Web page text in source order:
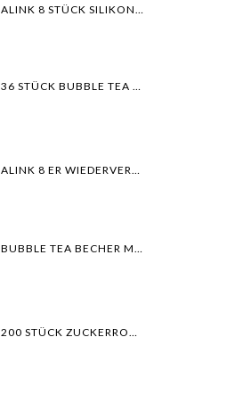
ALINK 8 STÜCK SILIKON STROHHALME - WIEDERVERWENDBARES FARBIGES SMOOTHIE STROHHALME SET FÜR 590/890/950 ML BECHER, GLÄSER MIT 2 REINIGUNGSBÜRSTEN
36 STÜCK BUBBLE TEA STROHHALME, BUBBLE TEA SET STROHHALME WIEDERVERWENDBAR MIT 2 REINIGUNGSBÜRSTEN SPITZES, BUNTE WIEDERVERWENDBAR TRINKHALME GEEIGNET FÜR SMOOTHIE SÄFTE (10MM×26CM)
ALINK 8 ER WIEDERVERWENDBARE BOBA PLASTIK STROHHALME, SPITZES DESIGN, 10.5 ZOLL LANGE FARBIGE SMOOTHIE-STROHHALME MIT 2 REINIGUNGSBÜRSTEN
BUBBLE TEA BECHER MIT DECKEL UND STROHHALM 730 ML 4ER, WIEDERVERWENDBARE GLÄSER FÜR MILCHSHAKES, SÄFTE, SMOOTHIES, BIERE
200 STÜCK ZUCKERROHR-STROHHALME, 20.3 CM, KOMPOSTIERBARE TRINKHALME, BIOLOGISCH ABBAUBAR, UMWELTFREUNDLICH, PLASTIKFREI, STABILE SMOOTHIE-STROHHALME FÜR ZUHAUSE, STRANDPARTYS, NICHT BESCHLÄGT